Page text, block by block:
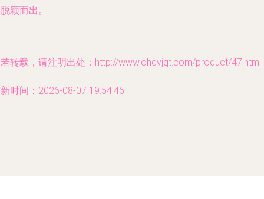
颖而出。
转载，请注明出处：http://www.ohqvjqt.com/product/47.html
时间：2026-08-07 19:54:46